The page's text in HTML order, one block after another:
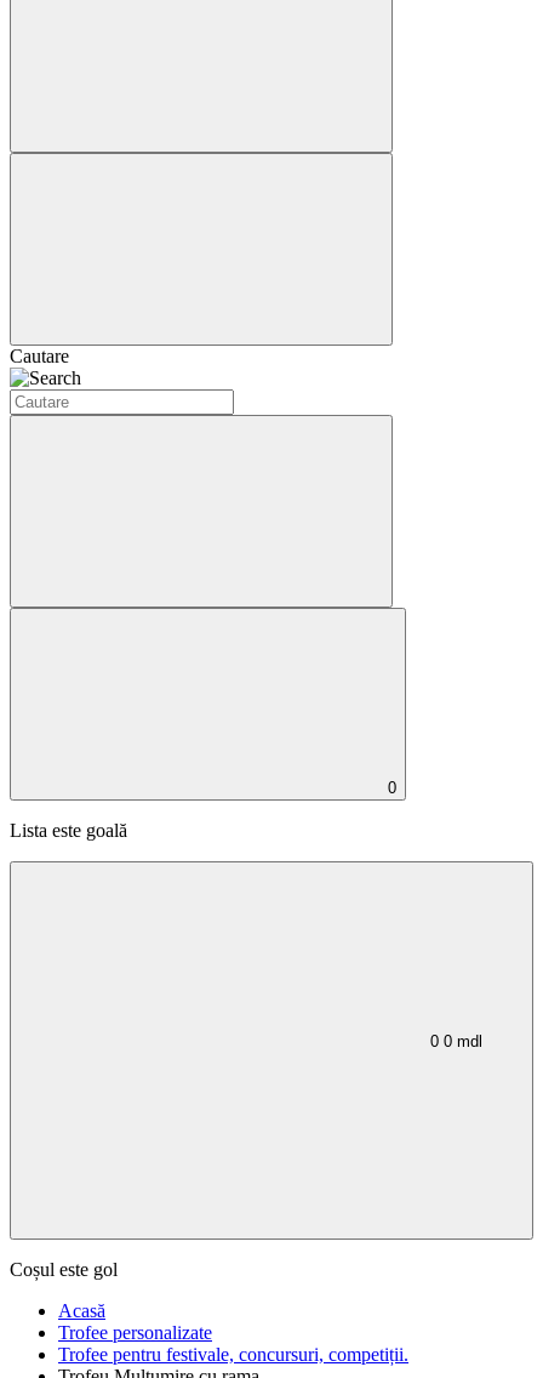
Cautare
0
Lista este goală
0 0 mdl
Coșul este gol
Acasă
Trofee personalizate
Trofee pentru festivale, concursuri, competiții.